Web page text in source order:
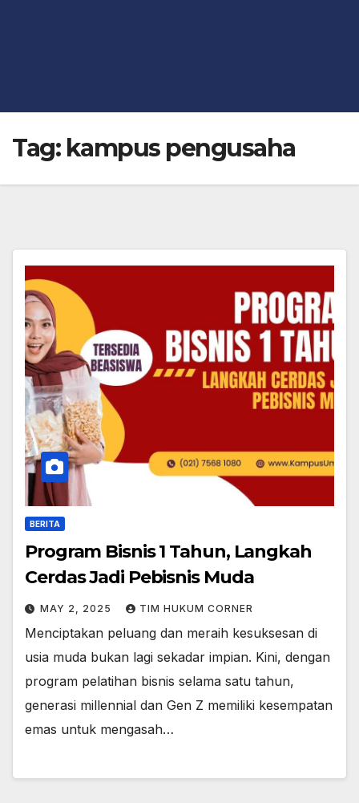
Tag: kampus pengusaha
BERITA
Program Bisnis 1 Tahun, Langkah
Cerdas Jadi Pebisnis Muda
MAY 2, 2025 TIM HUKUM CORNER
Menciptakan peluang dan meraih kesuksesan di
usia muda bukan lagi sekadar impian. Kini, dengan
program pelatihan bisnis selama satu tahun,
generasi millennial dan Gen Z memiliki kesempatan
emas untuk mengasah…